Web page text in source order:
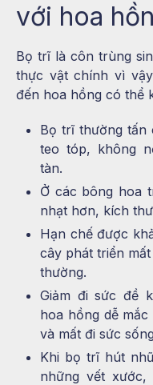
với hoa
Bọ trĩ là côn trùng
thực vật chính vì
đến hoa hồng có thể
Bọ trĩ thường tấn
teo tóp, không
tàn.
Ở các bông hoa
nhạt hơn, kích
Hạn chế được
cây phát triển
thường.
Giảm đi sức đề
hoa hồng dễ
và mất đi sức
Khi bọ trĩ hút
những vết